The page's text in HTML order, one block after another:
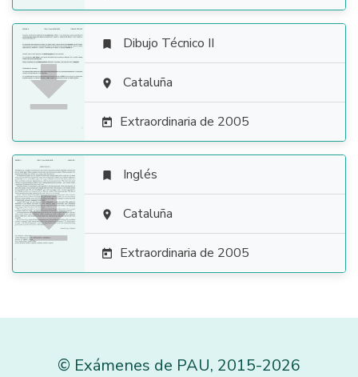

 Dibujo Técnico II
 Cataluña
 Extraordinaria de 2005

 Inglés
 Cataluña
 Extraordinaria de 2005
© Exámenes de PAU, 2015-2026